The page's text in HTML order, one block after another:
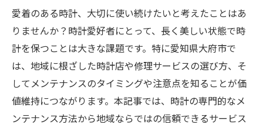
愛着のある時計、大切に使い続けたいと考えたことはあ
りませんか？時計愛好者にとって、長く美しい状態で時
計を保つことは大きな課題です。特に愛知県大府市で
は、地域に根ざした時計店や修理サービスの選び方、そ
してメンテナンスのタイミングや注意点を知ることが価
値維持につながります。本記事では、時計の専門的なメ
ンテナンス方法から地域ならではの信頼できるサービス